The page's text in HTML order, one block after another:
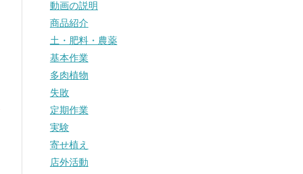
動画の説明
商品紹介
土・肥料・農薬
基本作業
多肉植物
失敗
定期作業
実験
寄せ植え
店外活動